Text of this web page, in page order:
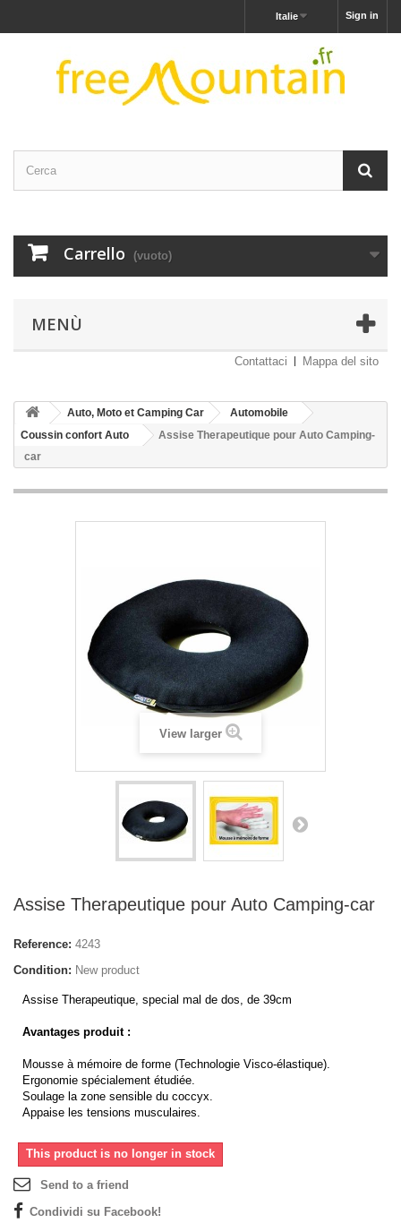
Sign in
Italie
Carrello (vuoto)
MENÙ
Contattaci Mappa del sito
Auto, Moto et Camping Car
Automobile
Coussin confort Auto
Assise Therapeutique pour Auto Camping-
car
View larger
Assise Therapeutique pour Auto Camping-car
Reference: 4243
Condition: New product
Assise Therapeutique, special mal de dos, de 39cm
Avantages produit :
Mousse à mémoire de forme (Technologie Visco-élastique).
Ergonomie spécialement étudiée.
Soulage la zone sensible du coccyx.
Appaise les tensions musculaires.
This product is no longer in stock
Send to a friend
Condividi su Facebook!